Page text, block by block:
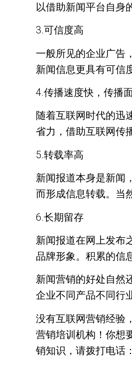
以借助新闻平台自身
3.可信度高
一般所见的企业广告
新闻信息更具有可信
4.传播速度快，传播
随着互联网时代的迅
省力，借助互联网传
5.转载率高
新闻报道本身是新闻
而形成信息转载。当
6.长期留存
新闻报道在网上发布
品牌形象。积累的信
新闻营销的好处自然
企业不同产品不同行
没有互联网营销经验
营销培训机构！你想
销知识，请拨打电话